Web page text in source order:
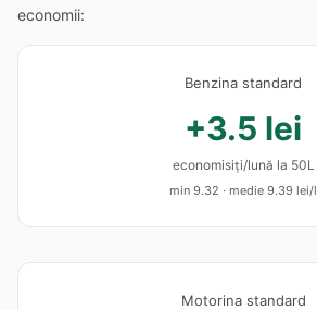
economii:
Benzina standard
+3.5 lei
economisiți/lună la 50L
min 9.32 · medie 9.39 lei/l
Motorina standard